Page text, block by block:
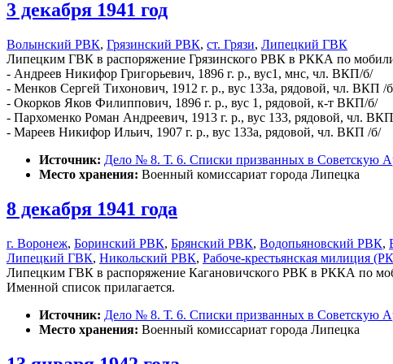
3 декабря 1941 год
Волынский РВК, Грязинский РВК, ст. Грязи, Липецкий ГВК
Липецким ГВК в распоряжение Грязинского РВК в РККА по
- Андреев Никифор Григорьевич, 1896 г. р., вус1, мнс, чл. ВКП/б/
- Менков Сергей Тихонович, 1912 г. р., вус 133а, рядовой, чл. ВКП /
- Окорков Яков Филиппович, 1896 г. р., вус 1, рядовой, к-т ВКП/б/
- Пархоменко Роман Андреевич, 1913 г. р., вус 133, рядовой, чл.
- Мареев Никифор Ильич, 1907 г. р., вус 133а, рядовой, чл. ВКП /б/
Источник: Дело № 8. Т. 6. Списки призванных в Советскую
Место хранения: Военный комиссариат города Липецка
8 декабря 1941 года
г. Воронеж, Боринский РВК, Брянский РВК, Водопьяновский РВК,
Липецкий ГВК, Никольский РВК, Рабоче-крестьянская милиция
Липецким ГВК в распоряжение Кагановичского РВК в РККА по
Именной список прилагается.
Источник: Дело № 8. Т. 6. Списки призванных в Советскую
Место хранения: Военный комиссариат города Липецка